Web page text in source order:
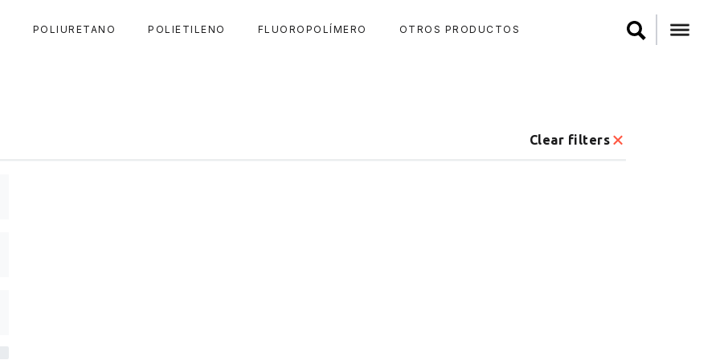
POLIURETANO POLIETILENO FLUOROPOLÍMERO OTROS PRODUCTOS
Clear filters